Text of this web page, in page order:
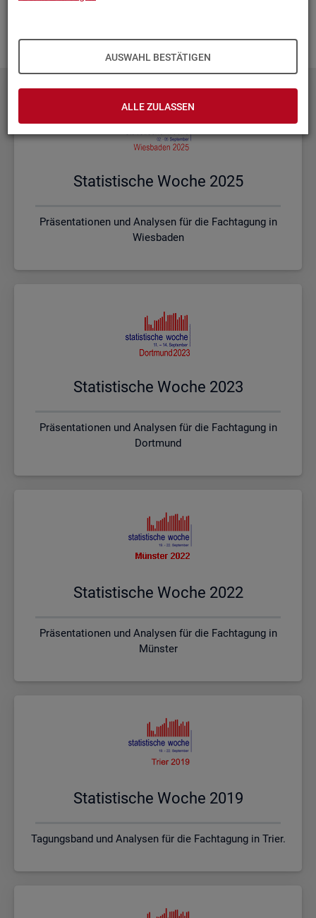
AUSWAHL BESTÄTIGEN
ALLE ZULASSEN
Sta­tis­ti­sche Woche 2025
Präsentationen und Analysen für die Fachtagung in
Wiesbaden
Sta­tis­ti­sche Woche 2023
Präsentationen und Analysen für die Fachtagung in
Dortmund
Sta­tis­ti­sche Woche 2022
Präsentationen und Analysen für die Fachtagung in
Münster
Sta­tis­ti­sche Woche 2019
Tagungsband und Analysen für die Fachtagung in Trier.